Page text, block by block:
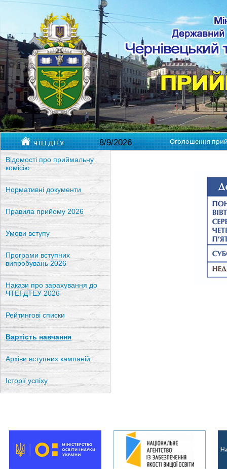
ЧТЕІ ДТЕУ 8/9/2026 Оголошення
Відомості про приймальну
комісію
Нормативні документи
Правила прийому 2026
Умови вступу
Програми вступних
випробувань 2026
Накази про зарахування до
ЧТЕІ ДТЕУ 2026
Рейтингові списки
Вартість навчання
Архіви вступних кампаній
Історії успіху